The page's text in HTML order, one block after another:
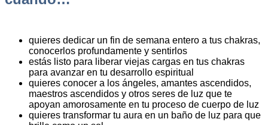
quieres dedicar un fin de semana entero a tus chakras,
conocerlos profundamente y sentirlos
estás listo para liberar viejas cargas en tus chakras
para avanzar en tu desarrollo espiritual
quieres conocer a los ángeles, amantes ascendidos,
maestros ascendidos y otros seres de luz que te
apoyan amorosamente en tu proceso de cuerpo de luz
quieres transformar tu aura en un baño de luz para que